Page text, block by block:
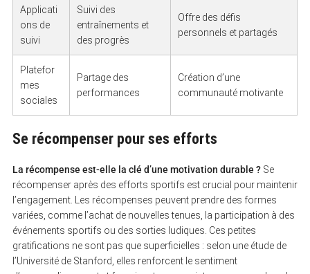
Applicati
ons de
suivi
Suivi des
entraînements et
des progrès
Offre des défis
personnels et partagés
Platefor
mes
sociales
Partage des
performances
Création d’une
communauté motivante
Se récompenser pour ses efforts
La récompense est-elle la clé d’une motivation durable ?Se
récompenser après des efforts sportifs est crucial pour maintenir
l’engagement. Les récompenses peuvent prendre des formes
variées, comme l’achat de nouvelles tenues, la participation à des
événements sportifs ou des sorties ludiques. Ces petites
gratifications ne sont pas que superficielles : selon une étude de
l’Université de Stanford, elles renforcent le sentiment